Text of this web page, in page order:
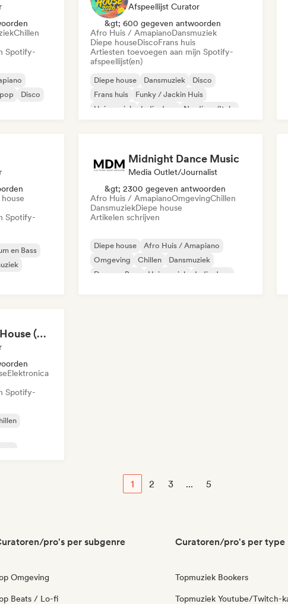
Chillen
Spotify-
Disco
Afspeellijst Curator
&gt; 600 gegeven antwoorden
Afro Huis / AmapianoDansmuziek
Diepe houseDiscoFrans huis
Artiesten toevoegen aan mijn Spotify-
afspeellijst(en)
Diepe house Dansmuziek
Disco
Frans huis
Funky / Jackin Huis
Huismuziek
Indie dans Nu-disco/Italo
Spotify-
en Bass
Midnight Dance Music
Media Outlet/Journalist
&gt; 2300 gegeven antwoorden
Afro Huis / AmapianoOmgevingChillen
DansmuziekDiepe house
Artikelen schrijven
Diepe house
Afro Huis / Amapiano
Omgeving
Chillen
Dansmuziek
Drum en Bass
Huismuziek Indie dans
Chill Melodic House (Robby East)
Elektronica
Spotify-
1 2 3 ... 5
pro's per subgenre
Omgeving
Beats / Lo-fi
Curatoren/pro's per type
Topmuziek Bookers
Topmuziek Youtube/Twitch-